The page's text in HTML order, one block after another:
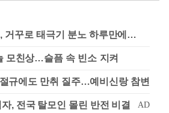
거꾸로 태극기 분노 하루만에…
모친상…슬픔 속 빈소 지켜
규에도 만취 질주…예비신랑 참변